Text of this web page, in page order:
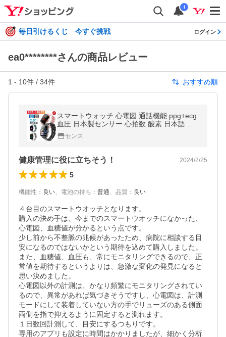
i
毎日引けるくじ 今すぐ挑戦 ログイン
ea0********さんの商品レビュー
1 - 10件 / 34件 おすすめ順
スマートウォッチ 心電図 通話機能 ppg+ecg
血圧 日本製センサー 心拍数 酸素 日本語 説
明書 iphone android 大画面 歩数計 着信通知
睡眠 防水 ベルト 2026
センス
健康管理に役に立ちそう！ 2024/2/25
5
機能性 ： 良い、 電池の持ち ： 普通、 品質 ： 良い
４台目のスマートウオッチとなります。
購入の決め手は、今までのスマートウオッチになかった、
心電図、血糖値が分かるという点です。
少し前から不整脈の兆候があったため、病院に相談する目
安になるのではないかという期待を込めて購入しました。
また、血糖値、血圧も、常にモニタリングできるので、正
常値を期待するというよりは、急激な変化の発見になると
思い決めました。
心電図以外の計測は、かなり頻繁にモニタリングされてい
るので、異常があれば気づきそうですし、心電図は、計測
モードにして装着していない方の手でリューズのある側面
両側を指で抑えるように固定すると測れます。
１日数回計測して、目安にするつもりです。
専用のアプリも設定に時間はかかりましたが、細かく分析